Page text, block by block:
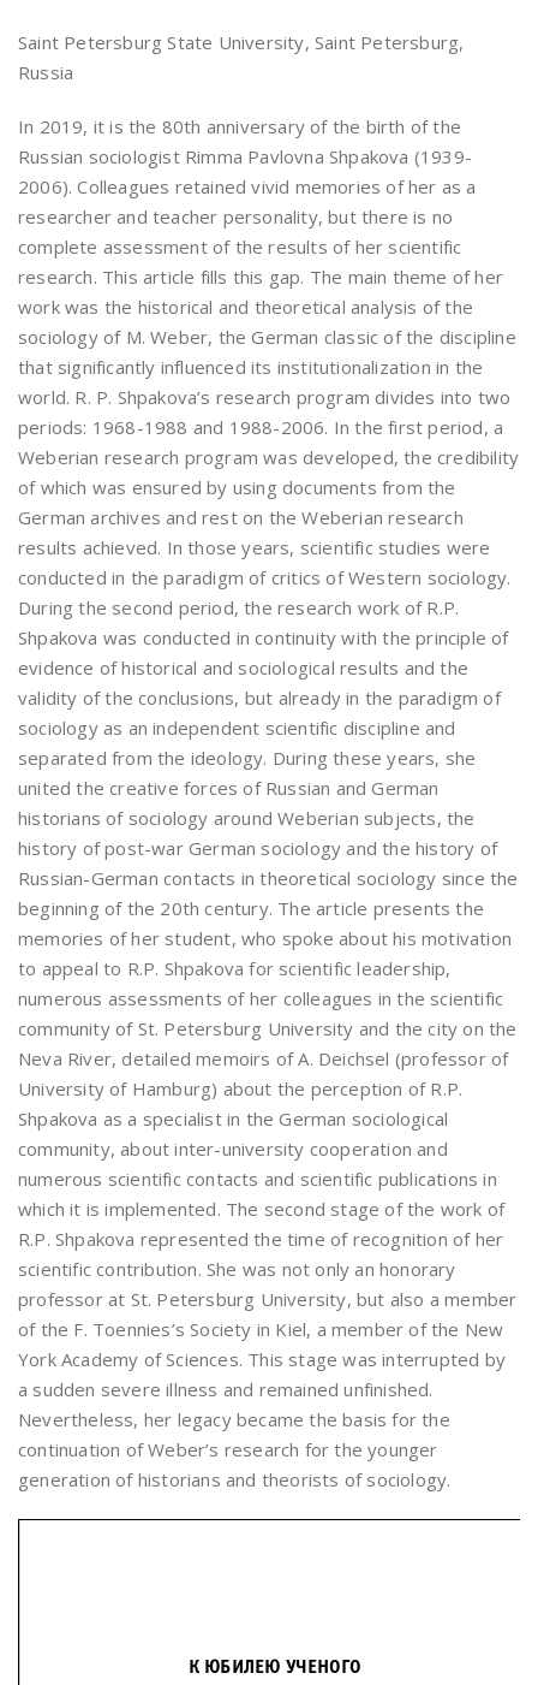
Saint Petersburg State University, Saint Petersburg,
Russia
In 2019, it is the 80th anniversary of the birth of the
Russian sociologist Rimma Pavlovna Shpakova (1939-
2006). Colleagues retained vivid memories of her as a
researcher and teacher personality, but there is no
complete assessment of the results of her scientific
research. This article fills this gap. The main theme of her
work was the historical and theoretical analysis of the
sociology of M. Weber, the German classic of the discipline
that significantly influenced its institutionalization in the
world. R. P. Shpakova’s research program divides into two
periods: 1968-1988 and 1988-2006. In the first period, a
Weberian research program was developed, the credibility
of which was ensured by using documents from the
German archives and rest on the Weberian research
results achieved. In those years, scientific studies were
conducted in the paradigm of critics of Western sociology.
During the second period, the research work of R.P.
Shpakova was conducted in continuity with the principle of
evidence of historical and sociological results and the
validity of the conclusions, but already in the paradigm of
sociology as an independent scientific discipline and
separated from the ideology. During these years, she
united the creative forces of Russian and German
historians of sociology around Weberian subjects, the
history of post-war German sociology and the history of
Russian-German contacts in theoretical sociology since the
beginning of the 20th century. The article presents the
memories of her student, who spoke about his motivation
to appeal to R.P. Shpakova for scientific leadership,
numerous assessments of her colleagues in the scientific
community of St. Petersburg University and the city on the
Neva River, detailed memoirs of A. Deichsel (professor of
University of Hamburg) about the perception of R.P.
Shpakova as a specialist in the German sociological
community, about inter-university cooperation and
numerous scientific contacts and scientific publications in
which it is implemented. The second stage of the work of
R.P. Shpakova represented the time of recognition of her
scientific contribution. She was not only an honorary
professor at St. Petersburg University, but also a member
of the F. Toennies’s Society in Kiel, a member of the New
York Academy of Sciences. This stage was interrupted by
a sudden severe illness and remained unfinished.
Nevertheless, her legacy became the basis for the
continuation of Weber’s research for the younger
generation of historians and theorists of sociology.